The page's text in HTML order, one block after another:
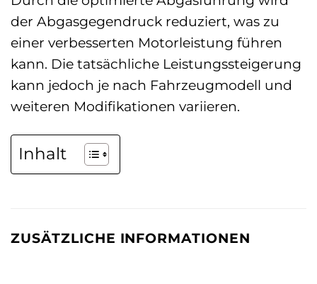
der Abgasgegendruck reduziert, was zu
einer verbesserten Motorleistung führen
kann. Die tatsächliche Leistungssteigerung
kann jedoch je nach Fahrzeugmodell und
weiteren Modifikationen variieren.
Inhalt
ZUSÄTZLICHE INFORMATIONEN